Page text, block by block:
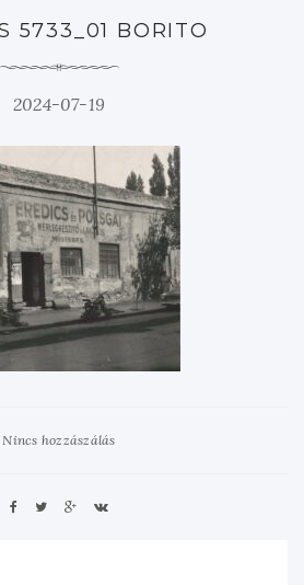
5733_01 BORITO
2024-07-19
Nincs hozzászálás